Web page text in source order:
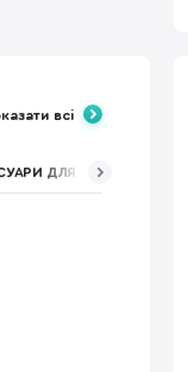
всі
ДЛЯ МОНІТОРІВ ТА